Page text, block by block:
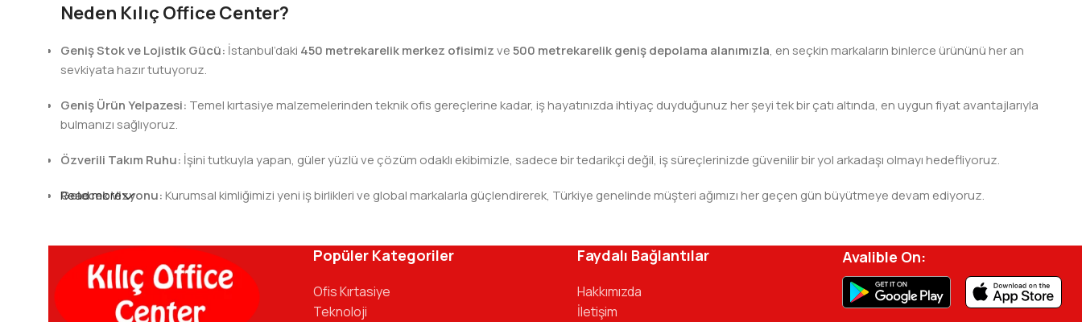
Neden Kılıç Office Center?
Geniş Stok ve Lojistik Gücü: İstanbul’daki 450 metrekarelik merkez ofisimizve500 metrekarelik geniş depolama alanımızla, en seçkin markaların binlerce ürününü her an
sevkiyata hazır tutuyoruz.
Geniş Ürün Yelpazesi: Temel kırtasiye malzemelerinden teknik ofis gereçlerine kadar, iş hayatınızda ihtiyaç duyduğunuz her şeyi tek bir çatı altında, en uygun fiyat avantajlarıyla
bulmanızı sağlıyoruz.
Özverili Takım Ruhu: İşini tutkuyla yapan, güler yüzlü ve çözüm odaklı ekibimizle, sadece bir tedarikçi değil, iş süreçlerinizde güvenilir bir yol arkadaşı olmayı hedefliyoruz.
Gelecek Vizyonu:Kurumsal kimliğimizi yeni iş birlikleri ve global markalarla güçlendirerek, Türkiye genelinde müşteri ağımızı her geçen gün büyütmeye devam ediyoruz.
kadromuzla hizmetinizdeyiz.
Read more
Popüler Kategoriler
Ofis Kırtasiye
Teknoloji
Faydalı Bağlantılar
Hakkımızda
İletişim
Avalible On: